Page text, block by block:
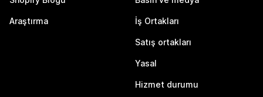
Araştırma İş Ortakları
Satış ortakları
Yasal
Hizmet durumu